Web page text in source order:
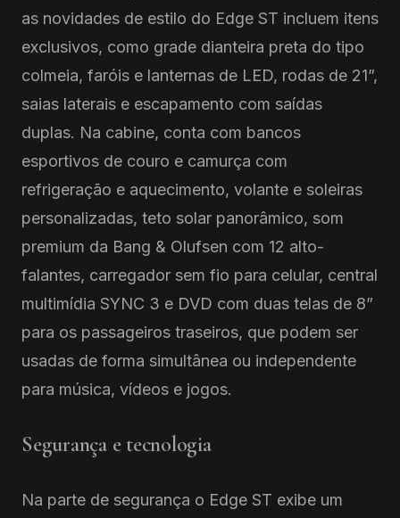
as novidades de estilo do Edge ST incluem itens
exclusivos, como grade dianteira preta do tipo
colmeia, faróis e lanternas de LED, rodas de 21”,
saias laterais e escapamento com saídas
duplas. Na cabine, conta com bancos
esportivos de couro e camurça com
refrigeração e aquecimento, volante e soleiras
personalizadas, teto solar panorâmico, som
premium da Bang & Olufsen com 12 alto-
falantes, carregador sem fio para celular, central
multimídia SYNC 3 e DVD com duas telas de 8”
para os passageiros traseiros, que podem ser
usadas de forma simultânea ou independente
para música, vídeos e jogos.
Segurança e tecnologia
Na parte de segurança o Edge ST exibe um